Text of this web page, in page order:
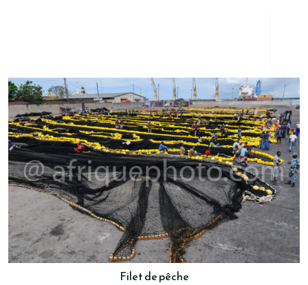
Filet de pêche